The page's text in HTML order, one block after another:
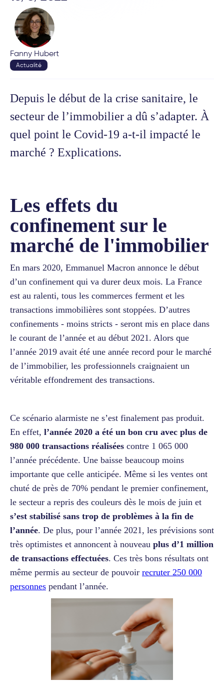
Fanny Hubert
Actualité
Depuis le début de la crise sanitaire, le
secteur de l’immobilier a dû s’adapter. À
quel point le Covid-19 a-t-il impacté le
marché ? Explications.
Les effets du
confinement sur le
marché de l'immobilier
En mars 2020, Emmanuel Macron annonce le début
d’un confinement qui va durer deux mois. La France
est au ralenti, tous les commerces ferment et les
transactions immobilières sont stoppées. D’autres
confinements - moins stricts - seront mis en place dans
le courant de l’année et au début 2021. Alors que
l’année 2019 avait été une année record pour le marché
de l’immobilier, les professionnels craignaient un
véritable effondrement des transactions.
Ce scénario alarmiste ne s’est finalement pas produit.
En effet, l’année 2020 a été un bon cru avec plus de
980 000 transactions réalisées contre 1 065 000
l’année précédente. Une baisse beaucoup moins
importante que celle anticipée. Même si les ventes ont
chuté de près de 70% pendant le premier confinement,
le secteur a repris des couleurs dès le mois de juin et
s’est stabilisé sans trop de problèmes à la fin de
l’année. De plus, pour l’année 2021, les prévisions sont
très optimistes et annoncent à nouveau plus d’1 million
de transactions effectuées. Ces très bons résultats ont
même permis au secteur de pouvoir recruter 250 000
personnes pendant l’année.